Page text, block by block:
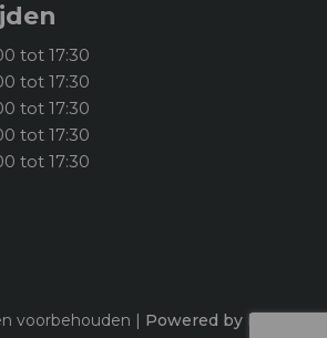
tot 17:30
tot 17:30
tot 17:30
tot 17:30
tot 17:30
voorbehouden | Powered by iClicks